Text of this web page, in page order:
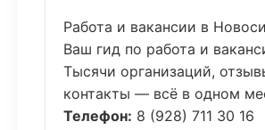
Работа и вакансии в
Ваш гид по работа и
Тысячи организаций,
контакты — всё в одном
Телефон: 8 (928) 711 30 16